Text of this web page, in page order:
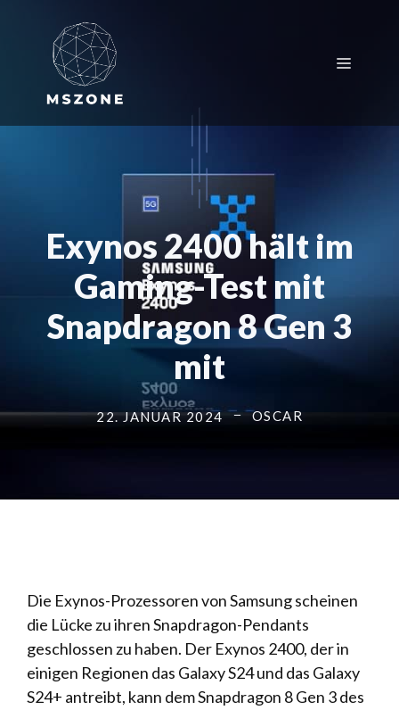
springen
Menü
Exynos 2400 hält im
Gaming-Test mit
Snapdragon 8 Gen 3
mit
22. JANUAR 2024 OSCAR
Die Exynos-Prozessoren von Samsung scheinen
die Lücke zu ihren Snapdragon-Pendants
geschlossen zu haben. Der Exynos 2400, der in
einigen Regionen das Galaxy S24 und das Galaxy
S24+ antreibt, kann dem Snapdragon 8 Gen 3 des